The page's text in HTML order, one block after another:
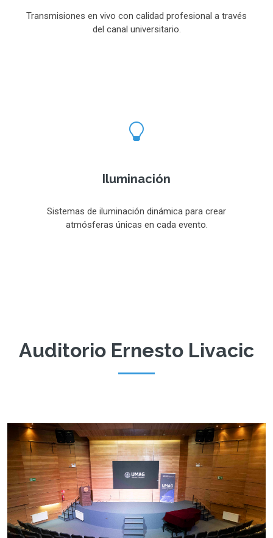
Transmisiones en vivo con calidad profesional a través
del canal universitario.
Iluminación
Sistemas de iluminación dinámica para crear
atmósferas únicas en cada evento.
Auditorio Ernesto Livacic